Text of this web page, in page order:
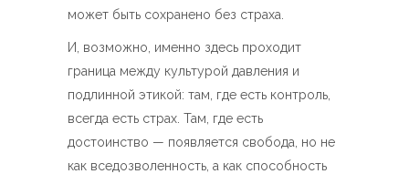
может быть сохранено без страха.
И, возможно, именно здесь проходит
граница между культурой давления и
подлинной этикой: там, где есть контроль,
всегда есть страх. Там, где есть
достоинство — появляется свобода, но не
как вседозволенность, а как способность